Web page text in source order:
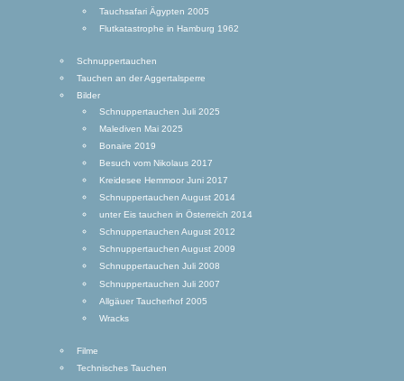
Tauchsafari Ägypten 2005
Flutkatastrophe in Hamburg 1962
Schnuppertauchen
Tauchen an der Aggertalsperre
Bilder
Schnuppertauchen Juli 2025
Malediven Mai 2025
Bonaire 2019
Besuch vom Nikolaus 2017
Kreidesee Hemmoor Juni 2017
Schnuppertauchen August 2014
unter Eis tauchen in Österreich 2014
Schnuppertauchen August 2012
Schnuppertauchen August 2009
Schnuppertauchen Juli 2008
Schnuppertauchen Juli 2007
Allgäuer Taucherhof 2005
Wracks
Filme
Technisches Tauchen